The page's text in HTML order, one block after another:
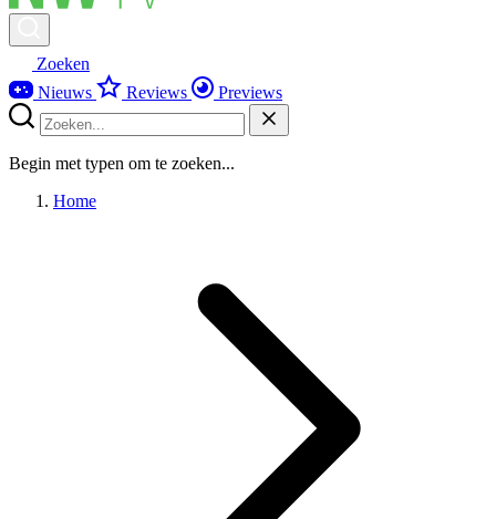
Zoeken
Nieuws
Reviews Previews
Begin met typen om te zoeken...
Home